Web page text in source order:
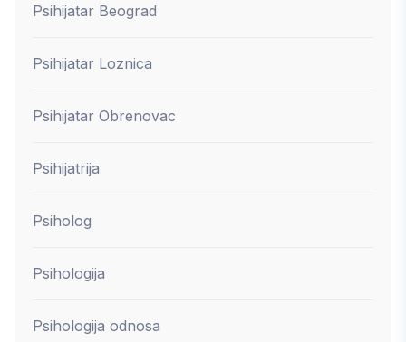
Psihijatar Beograd
Psihijatar Loznica
Psihijatar Obrenovac
Psihijatrija
Psiholog
Psihologija
Psihologija odnosa